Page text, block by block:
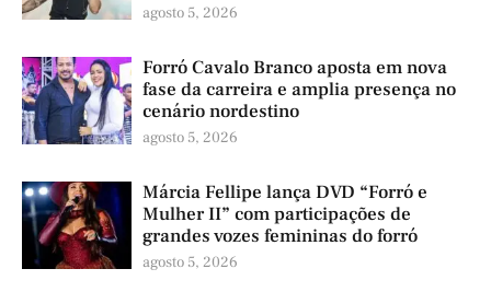
agosto 5, 2026
Forró Cavalo Branco aposta em nova
fase da carreira e amplia presença no
cenário nordestino
agosto 5, 2026
Márcia Fellipe lança DVD “Forró e
Mulher II” com participações de
grandes vozes femininas do forró
agosto 5, 2026